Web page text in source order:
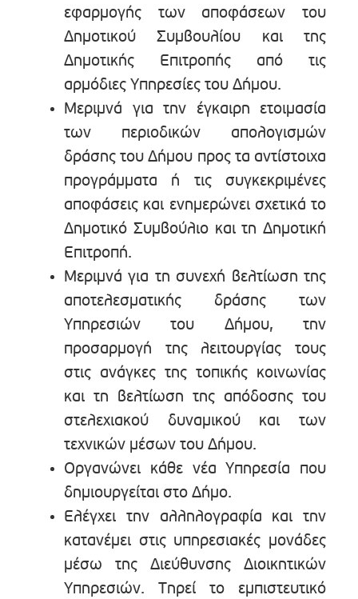
εφαρμογής των αποφάσεων του
Δημοτικού Συμβουλίου και της
Δημοτικής Επιτροπής από τις
αρμόδιες Υπηρεσίες του Δήμου.
Μεριμνά για την έγκαιρη ετοιμασία
των περιοδικών απολογισμών
δράσης του Δήμου προς τα αντίστοιχα
προγράμματα ή τις συγκεκριμένες
αποφάσεις και ενημερώνει σχετικά το
Δημοτικό Συμβούλιο και τη Δημοτική
Επιτροπή.
Μεριμνά για τη συνεχή βελτίωση της
αποτελεσματικής δράσης των
Υπηρεσιών του Δήμου, την
προσαρμογή της λειτουργίας τους
στις ανάγκες της τοπικής κοινωνίας
και τη βελτίωση της απόδοσης του
στελεχιακού δυναμικού και των
τεχνικών μέσων του Δήμου.
Οργανώνει κάθε νέα Υπηρεσία που
δημιουργείται στο Δήμο.
Ελέγχει την αλληλογραφία και την
κατανέμει στις υπηρεσιακές μονάδες
μέσω της Διεύθυνσης Διοικητικών
Υπηρεσιών. Τηρεί το εμπιστευτικό